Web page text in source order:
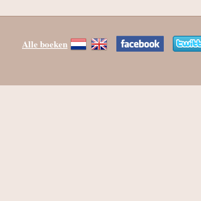
Alle boeken